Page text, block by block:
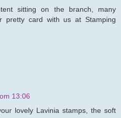
sitting on the branch, many
pretty card with us at Stamping
13:06
lovely Lavinia stamps, the soft